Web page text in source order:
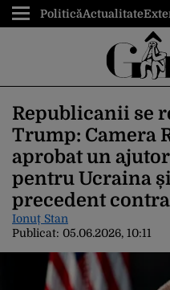
PoliticăActualitate
Republicanii se
Trump: Camera
aprobat un
pentru Ucraina
precedent
Ionuț Stan
Publicat: 05.06.2026, 10:11